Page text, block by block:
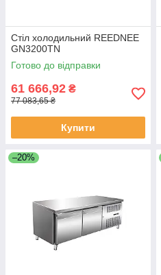
Стіл холодильний REEDNEE
GN3200TN
Готово до відправки
61 666,92 ₴
77 083,65 ₴
Купити
–20%